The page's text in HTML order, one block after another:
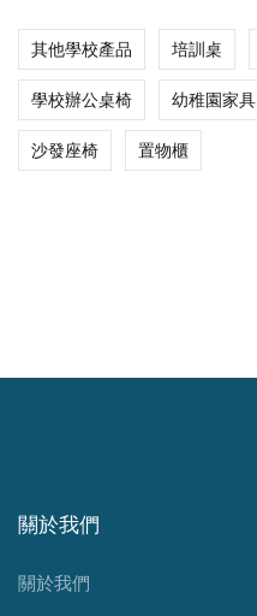
其他學校產品 培訓桌
學校辦公桌椅 幼稚園家具
沙發座椅 置物櫃
關於我們
關於我們